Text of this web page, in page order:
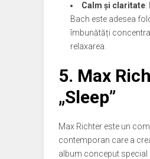
Calm și claritate:
Bach este adesea
îmbunătăți
relaxarea.
5. Max
„Sleep”
Max Richter este un
contemporan care a
album conceput special